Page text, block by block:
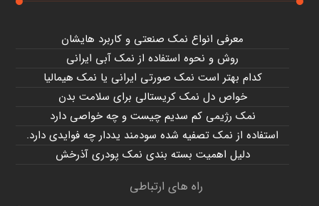
معرفی انواع نمک صنعتی و کاربرد هایشان
روش و نحوه استفاده از نمک آبی ایرانی
کدام بهتر است نمک صورتی ایرانی یا نمک هیمالیا
خواص دل نمک کریستالی برای سلامت بدن
نمک رژیمی کم سدیم چیست و چه خواصی دارد
استفاده از نمک تصفیه شده سودمند یددار چه فوایدی دارد.
دلیل اهمیت بسته بندی نمک پودری آذرخش
راه های ارتباطی